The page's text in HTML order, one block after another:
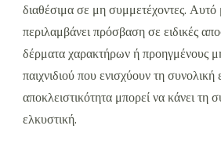
διαθέσιμα σε μη συμμετέχοντες. Αυτό
περιλαμβάνει πρόσβαση σε ειδικές
δέρματα χαρακτήρων ή προηγμένους
παιχνιδιού που ενισχύουν τη
αποκλειστικότητα μπορεί να κάνει τη
ελκυστική.